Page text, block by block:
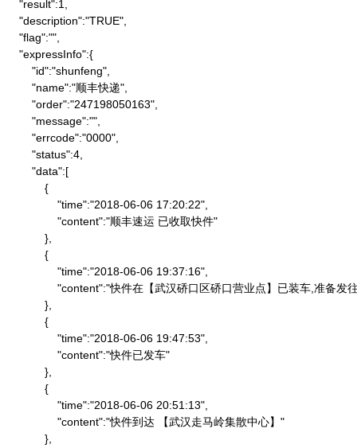
    "result":1,
    "description":"TRUE",
    "flag":"",
    "expressInfo":{
        "id":"shunfeng",
        "name":"顺丰快递",
        "order":"247198050163",
        "message":"",
        "errcode":"0000",
        "status":4,
        "data":[
            {
                "time":"2018-06-06 17:20:22",
                "content":"顺丰速运 已收取快件"
            },
            {
                "time":"2018-06-06 19:37:16",
"content":"快件在【武汉硚口区硚口营业点】已装车,准备
            },
            {
                "time":"2018-06-06 19:47:53",
                "content":"快件已发车"
            },
            {
                "time":"2018-06-06 20:51:13",
                "content":"快件到达 【武汉走马岭集散中心】"
            },